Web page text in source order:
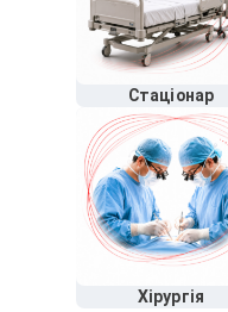
Стаціонар
Хірургія